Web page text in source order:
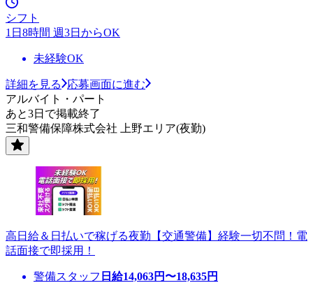
シフト
1日8時間 週3日からOK
未経験OK
詳細を見る
応募画面に進む
アルバイト・パート
あと3日で掲載終了
三和警備保障株式会社 上野エリア(夜勤)
高日給＆日払いで稼げる夜勤【交通警備】経験一切不問！電
話面接で即採用！
警備スタッフ 日給14,063円〜18,635円